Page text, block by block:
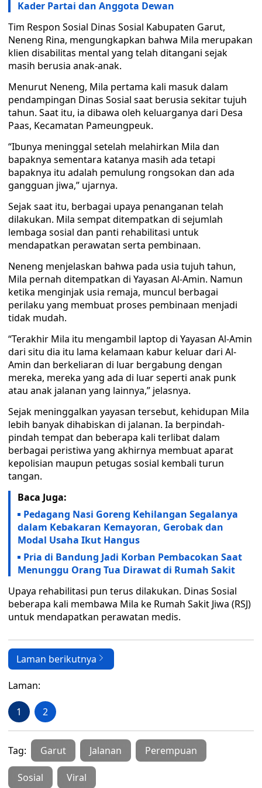
Kader Partai dan Anggota Dewan
Tim Respon Sosial Dinas Sosial Kabupaten Garut,
Neneng Rina, mengungkapkan bahwa Mila merupakan
klien disabilitas mental yang telah ditangani sejak
masih berusia anak-anak.
Menurut Neneng, Mila pertama kali masuk dalam
pendampingan Dinas Sosial saat berusia sekitar tujuh
tahun. Saat itu, ia dibawa oleh keluarganya dari Desa
Paas, Kecamatan Pameungpeuk.
“Ibunya meninggal setelah melahirkan Mila dan
bapaknya sementara katanya masih ada tetapi
bapaknya itu adalah pemulung rongsokan dan ada
gangguan jiwa,” ujarnya.
Sejak saat itu, berbagai upaya penanganan telah
dilakukan. Mila sempat ditempatkan di sejumlah
lembaga sosial dan panti rehabilitasi untuk
mendapatkan perawatan serta pembinaan.
Neneng menjelaskan bahwa pada usia tujuh tahun,
Mila pernah ditempatkan di Yayasan Al-Amin. Namun
ketika menginjak usia remaja, muncul berbagai
perilaku yang membuat proses pembinaan menjadi
tidak mudah.
“Terakhir Mila itu mengambil laptop di Yayasan Al-Amin
dari situ dia itu lama kelamaan kabur keluar dari Al-
Amin dan berkeliaran di luar bergabung dengan
mereka, mereka yang ada di luar seperti anak punk
atau anak jalanan yang lainnya,” jelasnya.
Sejak meninggalkan yayasan tersebut, kehidupan Mila
lebih banyak dihabiskan di jalanan. Ia berpindah-
pindah tempat dan beberapa kali terlibat dalam
berbagai peristiwa yang akhirnya membuat aparat
kepolisian maupun petugas sosial kembali turun
tangan.
Baca Juga:
Pedagang Nasi Goreng Kehilangan Segalanya
dalam Kebakaran Kemayoran, Gerobak dan
Modal Usaha Ikut Hangus
Pria di Bandung Jadi Korban Pembacokan Saat
Menunggu Orang Tua Dirawat di Rumah Sakit
Upaya rehabilitasi pun terus dilakukan. Dinas Sosial
beberapa kali membawa Mila ke Rumah Sakit Jiwa (RSJ)
untuk mendapatkan perawatan medis.
Laman berikutnya
Laman:
1 2
Tag: Garut Jalanan Perempuan
Sosial Viral